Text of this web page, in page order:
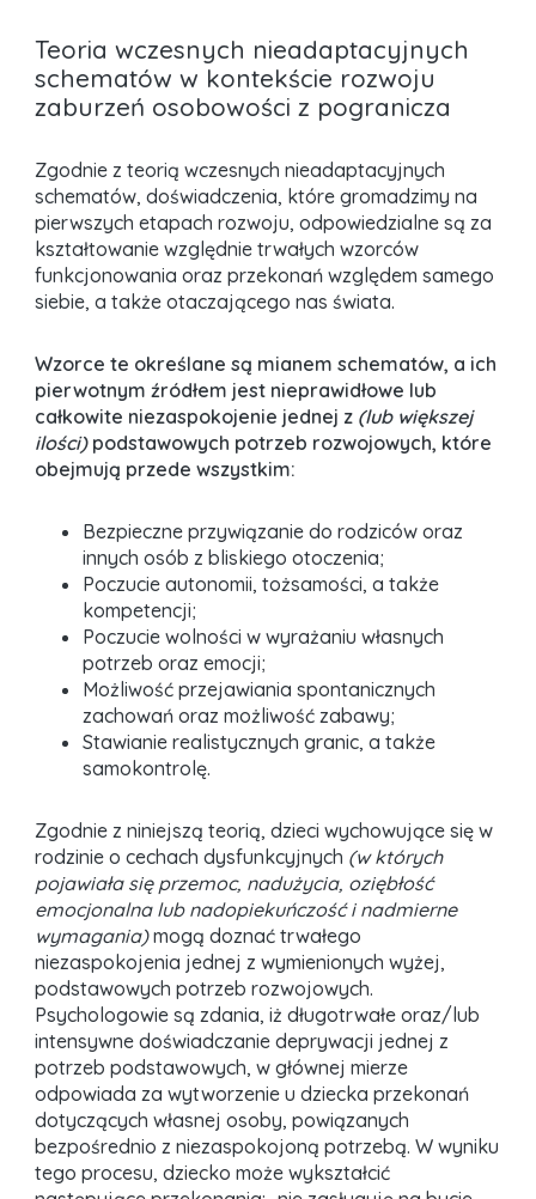
Teoria wczesnych nieadaptacyjnych
schematów w kontekście rozwoju
zaburzeń osobowości z pogranicza
Zgodnie z teorią wczesnych nieadaptacyjnych
schematów, doświadczenia, które gromadzimy na
pierwszych etapach rozwoju, odpowiedzialne są za
kształtowanie względnie trwałych wzorców
funkcjonowania oraz przekonań względem samego
siebie, a także otaczającego nas świata.
Wzorce te określane są mianem schematów, a ich
pierwotnym źródłem jest nieprawidłowe lub
całkowite niezaspokojenie jednej z (lub większej
ilości) podstawowych potrzeb rozwojowych, które
obejmują przede wszystkim:
Bezpieczne przywiązanie do rodziców oraz
innych osób z bliskiego otoczenia;
Poczucie autonomii, tożsamości, a także
kompetencji;
Poczucie wolności w wyrażaniu własnych
potrzeb oraz emocji;
Możliwość przejawiania spontanicznych
zachowań oraz możliwość zabawy;
Stawianie realistycznych granic, a także
samokontrolę.
Zgodnie z niniejszą teorią, dzieci wychowujące się w
rodzinie o cechach dysfunkcyjnych (w których
pojawiała się przemoc, nadużycia, oziębłość
emocjonalna lub nadopiekuńczość i nadmierne
wymagania)mogą doznać trwałego
niezaspokojenia jednej z wymienionych wyżej,
podstawowych potrzeb rozwojowych.
Psychologowie są zdania, iż długotrwałe oraz/lub
intensywne doświadczanie deprywacji jednej z
potrzeb podstawowych, w głównej mierze
odpowiada za wytworzenie u dziecka przekonań
dotyczących własnej osoby, powiązanych
bezpośrednio z niezaspokojoną potrzebą. W wyniku
tego procesu, dziecko może wykształcić